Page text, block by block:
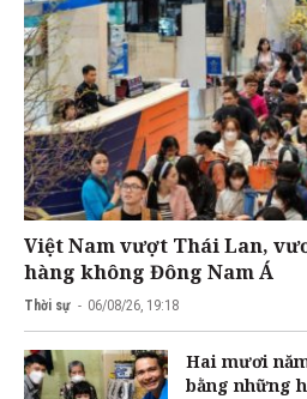
Việt Nam vượt Thái Lan,
hàng không Đông Nam Á
Thời sự 06/08/26, 19:18
Hai mươi
bằng những